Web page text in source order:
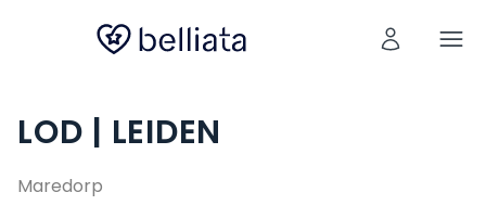
LOD | LEIDEN
Maredorp